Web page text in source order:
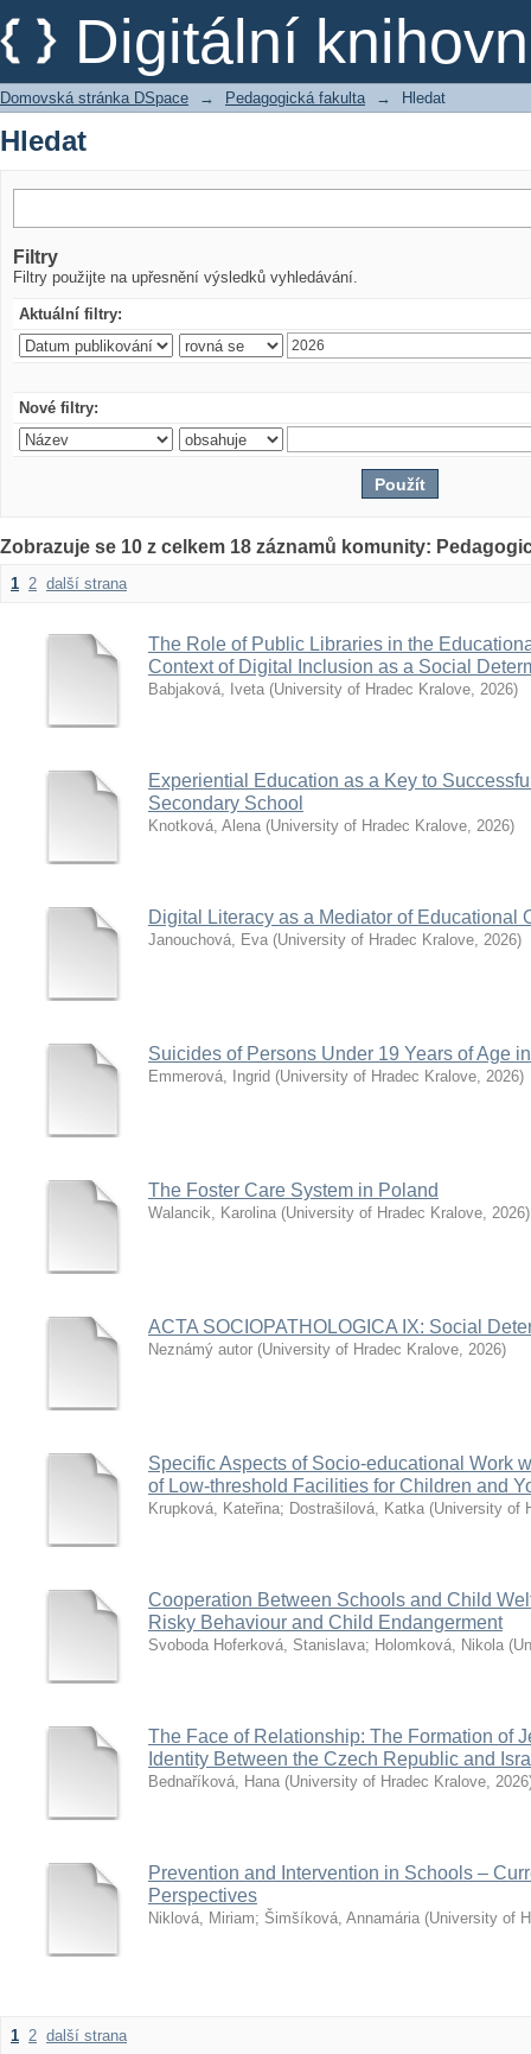
Digitální
Hledat
Domovská stránka DSpace → Pedagogická fakulta → Hledat
Hledat
Filtry
Filtry použijte na upřesnění výsledků vyhledávání.
Aktuální filtry:
Nové filtry:
Zobrazuje se 10 z celkem 18 záznamů komunity:
1 2 další strana
The Role of Public Libraries in the
Context of Digital Inclusion as a Social
Babjaková, Iveta (University of Hradec Kralove, 2026)
Experiential Education as a Key to
Secondary School
Knotková, Alena (University of Hradec Kralove, 2026)
Digital Literacy as a Mediator of Educational
Janouchová, Eva (University of Hradec Kralove, 2026)
Suicides of Persons Under 19 Years of Age
Emmerová, Ingrid (University of Hradec Kralove, 2026)
The Foster Care System in Poland
Walancik, Karolina (University of Hradec Kralove, 2026)
ACTA SOCIOPATHOLOGICA IX: Social
Neznámý autor (University of Hradec Kralove, 2026)
Specific Aspects of Socio-educational Work
of Low-threshold Facilities for Children and
Krupková, Kateřina; Dostrašilová, Katka (University of
Cooperation Between Schools and Child
Risky Behaviour and Child Endangerment
Svoboda Hoferková, Stanislava; Holomková, Nikola (
The Face of Relationship: The Formation of
Identity Between the Czech Republic and
Bednaříková, Hana (University of Hradec Kralove, 2026
Prevention and Intervention in Schools –
Perspectives
Niklová, Miriam; Šimšíková, Annamária (University of
1 2 další strana